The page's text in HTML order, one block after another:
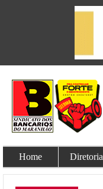
Home Diretoria